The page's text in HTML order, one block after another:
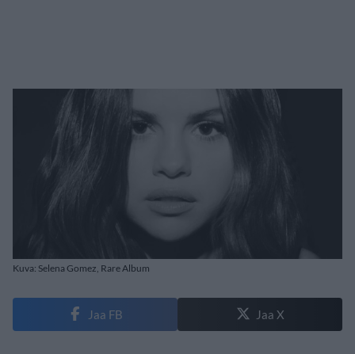
Kuva: Selena Gomez, Rare Album
Jaa FB Jaa X